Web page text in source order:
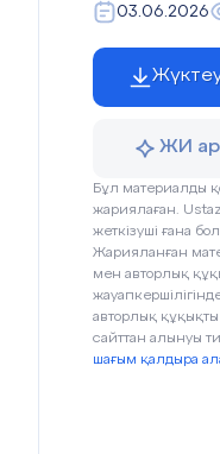
03.06.2026
ЖИ
Бұл материалды
жариялаған.
жеткізуші ғана
Жарияланған
мен авторлық
авторлық
сайттан алынуы
шағым қалдыра